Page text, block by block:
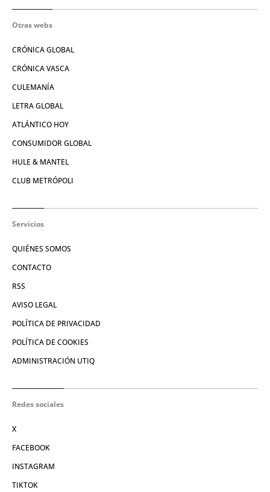
Otras webs
CRÓNICA GLOBAL
CRÓNICA VASCA
CULEMANÍA
LETRA GLOBAL
ATLÁNTICO HOY
CONSUMIDOR GLOBAL
HULE & MANTEL
CLUB METRÓPOLI
Servicios
QUIÉNES SOMOS
CONTACTO
RSS
AVISO LEGAL
POLÍTICA DE PRIVACIDAD
POLÍTICA DE COOKIES
ADMINISTRACIÓN UTIQ
Redes sociales
X
FACEBOOK
INSTAGRAM
TIKTOK